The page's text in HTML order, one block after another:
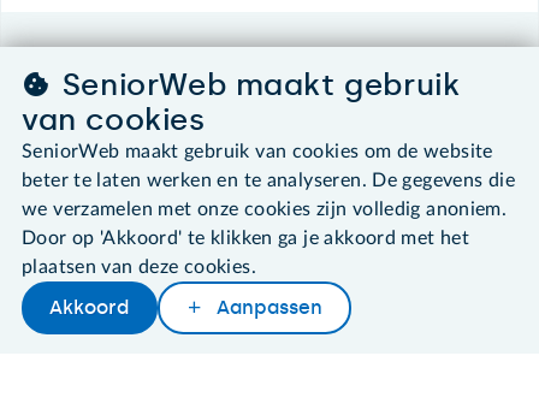
Later lezen Delen Woordenboek
Algemene voorwaarden
Cookies en cookie-instellingen
Disclaimer
SeniorWeb maakt gebruik
van cookies
SeniorWeb maakt gebruik van cookies om de website
beter te laten werken en te analyseren. De gegevens die
we verzamelen met onze cookies zijn volledig anoniem.
Door op 'Akkoord' te klikken ga je akkoord met het
plaatsen van deze cookies.
Akkoord Aanpassen